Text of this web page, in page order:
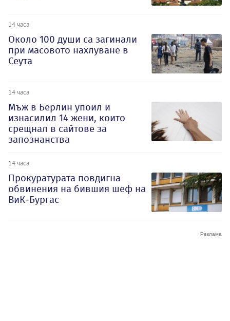
14 часа
Около 100 души са загинали
при масовото нахлуване в
Сеута
14 часа
Мъж в Берлин упоил и
изнасилил 14 жени, които
срещнал в сайтове за
запознанства
14 часа
Прокуратурата повдигна
обвинения на бившия шеф на
ВиК-Бургас